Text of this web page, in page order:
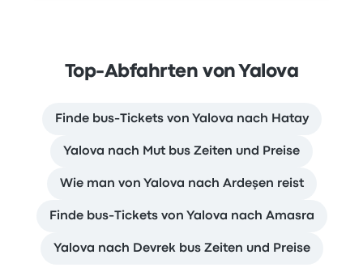
Top-Abfahrten von Yalova
Finde bus-Tickets von Yalova nach Hatay
Yalova nach Mut bus Zeiten und Preise
Wie man von Yalova nach Ardeşen reist
Finde bus-Tickets von Yalova nach Amasra
Yalova nach Devrek bus Zeiten und Preise